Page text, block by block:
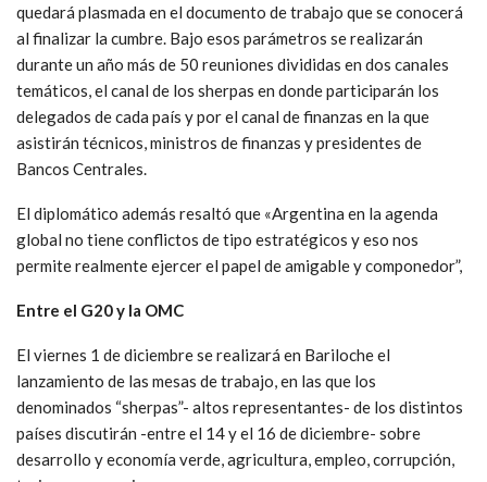
quedará plasmada en el documento de trabajo que se conocerá
al finalizar la cumbre. Bajo esos parámetros se realizarán
durante un año más de 50 reuniones divididas en dos canales
temáticos, el canal de los sherpas en donde participarán los
delegados de cada país y por el canal de finanzas en la que
asistirán técnicos, ministros de finanzas y presidentes de
Bancos Centrales.
El diplomático además resaltó que «Argentina en la agenda
global no tiene conflictos de tipo estratégicos y eso nos
permite realmente ejercer el papel de amigable y componedor”,
Entre el G20 y la OMC
El viernes 1 de diciembre se realizará en Bariloche el
lanzamiento de las mesas de trabajo, en las que los
denominados “sherpas”- altos representantes- de los distintos
países discutirán -entre el 14 y el 16 de diciembre- sobre
desarrollo y economía verde, agricultura, empleo, corrupción,